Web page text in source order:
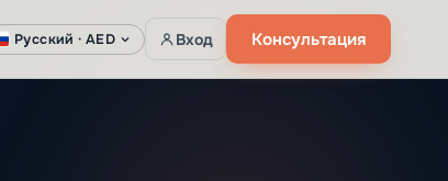
Русский · AED Вход Консультация